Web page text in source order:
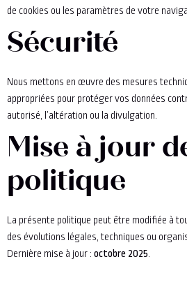
de cookies ou les paramètres de votre
Sécurité
Nous mettons en œuvre des mesures
appropriées pour protéger vos données
autorisé, l’altération ou la divulgation.
Mise à jour
politique
La présente politique peut être modifiée à
des évolutions légales, techniques ou
Dernière mise à jour : octobre 2025.